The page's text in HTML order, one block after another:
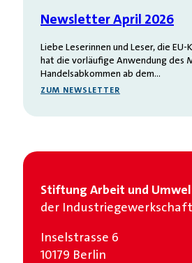
Newsletter April 2026
Liebe Leserinnen und Leser, die EU-
hat die vorläufige Anwendung des
Handelsabkommen ab dem…
ZUM NEWSLETTER
Stiftung Arbeit und
der Industrie­gewerkschaft
Inselstrasse 6
10179 Berlin